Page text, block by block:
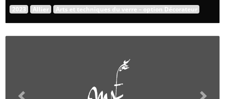
2023 Allier Arts et techniques du verre – option Décorateur